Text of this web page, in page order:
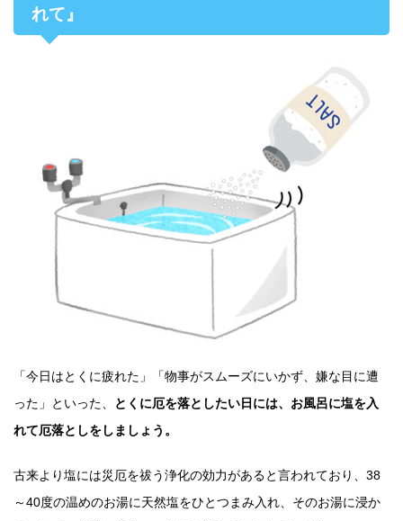
れて』
「今日はとくに疲れた」「物事がスムーズにいかず、嫌な目に遭
った」といった、
とくに厄を落としたい日には、お風呂に塩を入
れて厄落としをしましょう。
古来より塩には災厄を祓う浄化の効力があると言われており、38
～40度の温めのお湯に天然塩をひとつまみ入れ、そのお湯に浸か